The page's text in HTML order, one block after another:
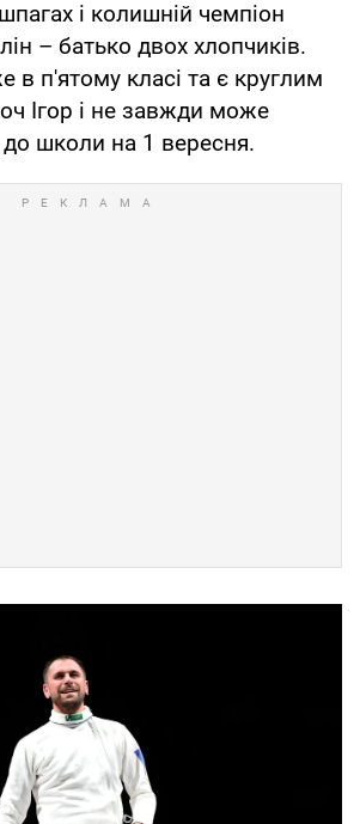
і колишній чемпіон
– батько двох хлопчиків.
в п'ятому класі та є круглим
Ігор і не завжди може
школи на 1 вересня.